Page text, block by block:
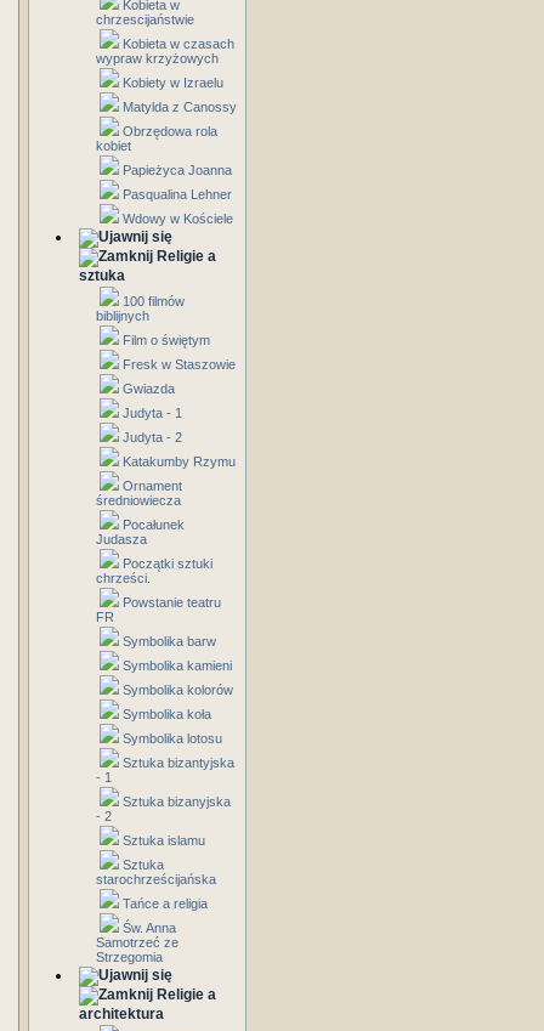
Kobieta w
chrzescijaństwie
Kobieta w czasach
wypraw krzyżowych
Kobiety w Izraelu
Matylda z Canossy
Obrzędowa rola
kobiet
Papieżyca Joanna
Pasqualina Lehner
Wdowy w Kościele
Religie a
sztuka
100 filmów
biblijnych
Film o świętym
Fresk w Staszowie
Gwiazda
Judyta - 1
Judyta - 2
Katakumby Rzymu
Ornament
średniowiecza
Pocałunek
Judasza
Początki sztuki
chrześci.
Powstanie teatru
FR
Symbolika barw
Symbolika kamieni
Symbolika kolorów
Symbolika koła
Symbolika lotosu
Sztuka bizantyjska
- 1
Sztuka bizanyjska
- 2
Sztuka islamu
Sztuka
starochrześcijańska
Tańce a religia
Św. Anna
Samotrzeć ze
Strzegomia
Religie a
architektura